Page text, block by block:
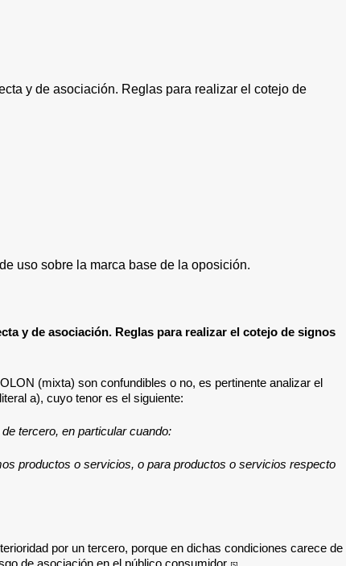
y de asociación. Reglas para realizar el cotejo de
uso sobre la marca base de la oposición.
y de asociación. Reglas para realizar el cotejo de signos
(mixta) son confundibles o no, es pertinente analizar el
a), cuyo tenor es el siguiente:
tercero, en particular cuando:
productos o servicios, o para productos o servicios respecto
por un tercero, porque en dichas condiciones carece de
de asociación en el público consumidor.